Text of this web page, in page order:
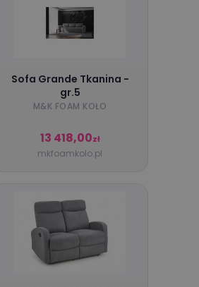
Sofa Grande Tkanina -
gr.5
M&K FOAM KOŁO
13 418,00zł
mkfoamkolo.pl